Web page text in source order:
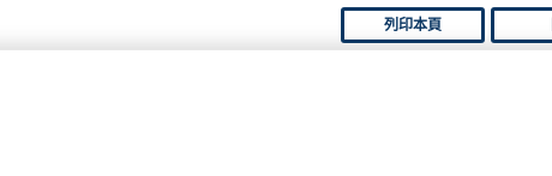
列印本頁